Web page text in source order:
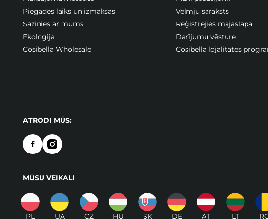
Piegādes laiks un izmaksas
Sazinies ar mums
Ekoloģija
Cosibella Wholesale
Vēlmju saraksts
Reģistrējies mājaslapā
Darījumu vēsture
Cosibella lojalitātes
ATRODI MŪS:
MŪSU VEIKALI
PL UA CZ HU SK DE AT LT